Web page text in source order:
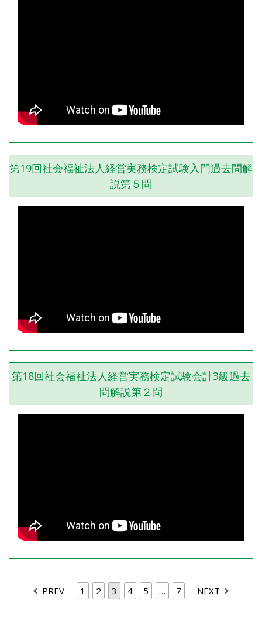
第19回社会福祉法人経営実務検定試験入門過去問解
説第５問
第18回社会福祉法人経営実務検定試験会計3級過去
問解説第２問
PREV 1 2 3 4 5 … 7 NEXT